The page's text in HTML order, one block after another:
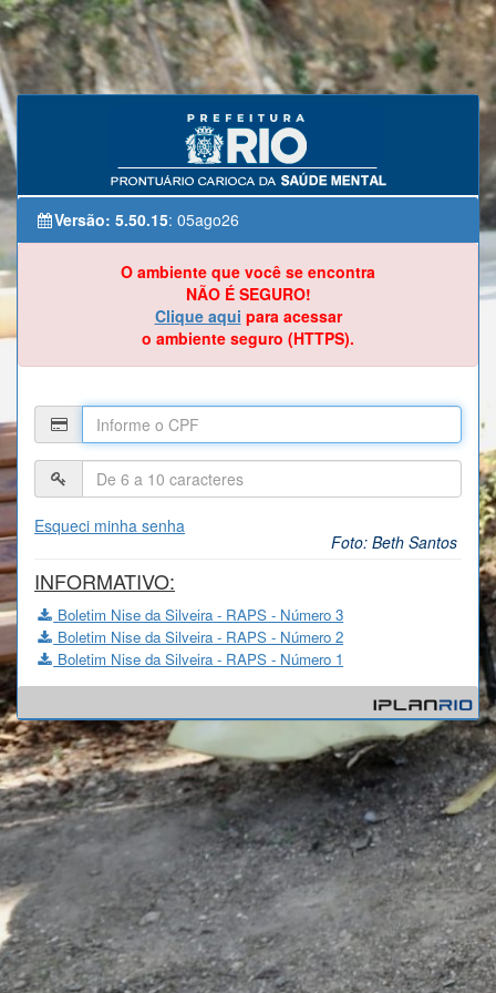
Versão: 5.50.15: 05ago26
O ambiente que você se encontra
NÃO É SEGURO!
Clique aqui para acessar
o ambiente seguro (HTTPS).
Esqueci minha senha
Foto: Beth Santos
INFORMATIVO:
Boletim Nise da Silveira - RAPS - Número 3
Boletim Nise da Silveira - RAPS - Número 2
Boletim Nise da Silveira - RAPS - Número 1